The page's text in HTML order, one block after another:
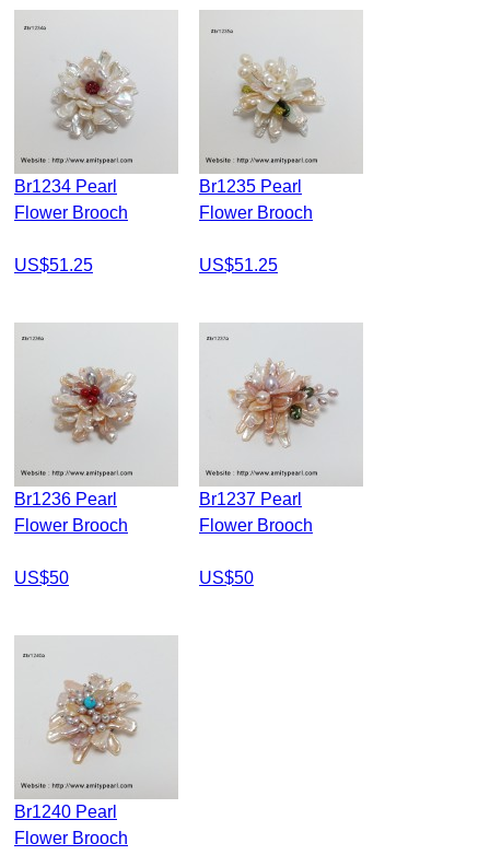
Br1234 Pearl
Flower Brooch
US$51.25
Br1235 Pearl
Flower Brooch
US$51.25
Br1236 Pearl
Flower Brooch
US$50
Br1237 Pearl
Flower Brooch
US$50
Br1240 Pearl
Flower Brooch